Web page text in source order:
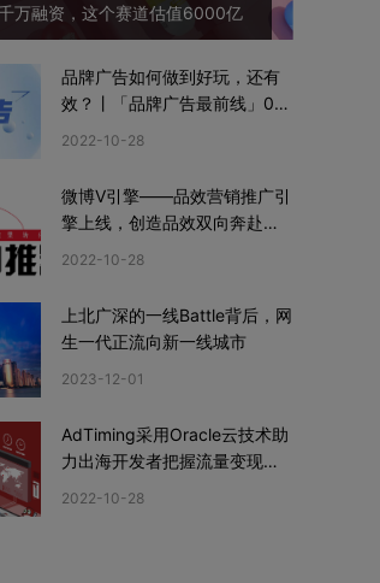
万融资，这个赛道估值6000亿
品牌广告如何做到好玩，还有
效？丨「品牌广告最前线」02
2022-10-28
微博V引擎——品效营销推广引
擎上线，创造品效双向奔赴新
2022-10-28
上北广深的一线Battle背后，网
生一代正流向新一线城市
2023-12-01
AdTiming采用Oracle云技术助
力出海开发者把握流量变现新
2022-10-28